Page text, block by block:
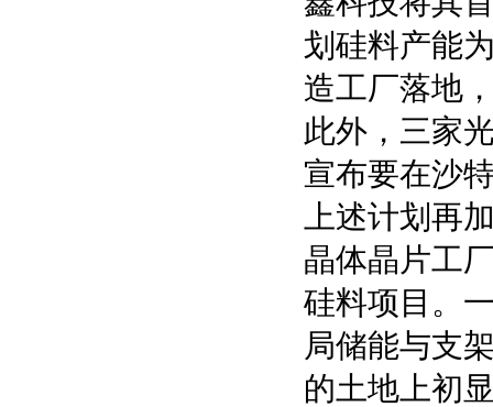
划硅料产能
造工厂落地
此外，三家
宣布要在沙
上述计划再
晶体晶片工
硅料项目。
局储能与支
的土地上初